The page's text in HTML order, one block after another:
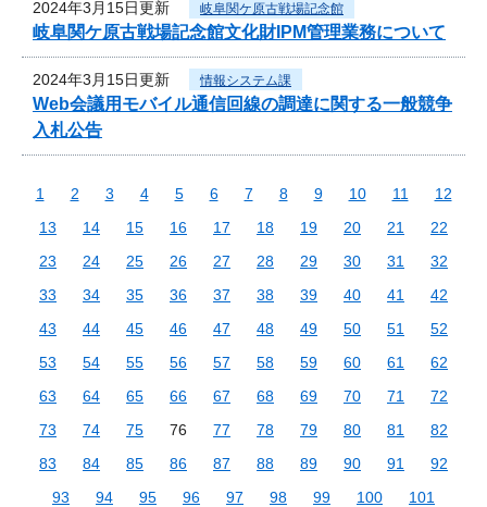
2024年3月15日更新 岐阜関ケ原古戦場記念館
岐阜関ケ原古戦場記念館文化財IPM管理業務について
2024年3月15日更新 情報システム課
Web会議用モバイル通信回線の調達に関する一般競争
入札公告
1 2 3 4 5 6 7 8 9 10 11
12
13
14 15 16 17 18 19 20 21
22
23
24 25 26 27 28 29 30 31
32
33
34 35 36 37 38 39 40 41
42
43
44 45 46 47 48 49 50 51
52
53
54 55 56 57 58 59 60 61
62
63
64 65 66 67 68 69 70 71
72
73
74 75 76 77 78 79 80 81
82
83
84 85 86 87 88 89 90 91
92
93
94 95 96 97 98 99 100
101